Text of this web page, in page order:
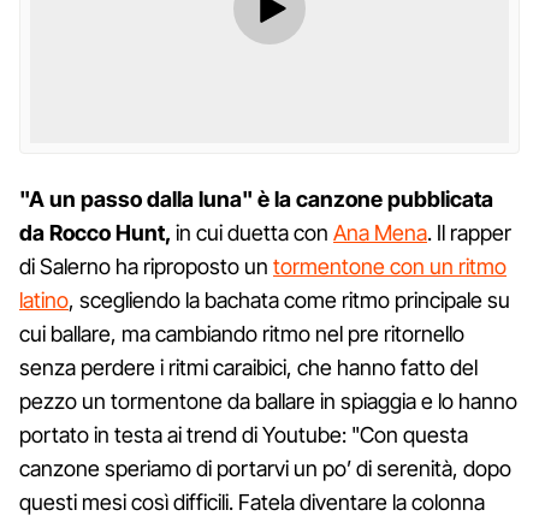
"A un passo dalla luna" è la canzone pubblicata
da Rocco Hunt, in cui duetta con Ana Mena. Il rapper
di Salerno ha riproposto un tormentone con un ritmo
latino, scegliendo la bachata come ritmo principale su
cui ballare, ma cambiando ritmo nel pre ritornello
senza perdere i ritmi caraibici, che hanno fatto del
pezzo un tormentone da ballare in spiaggia e lo hanno
portato in testa ai trend di Youtube: "Con questa
canzone speriamo di portarvi un po’ di serenità, dopo
questi mesi così difficili. Fatela diventare la colonna